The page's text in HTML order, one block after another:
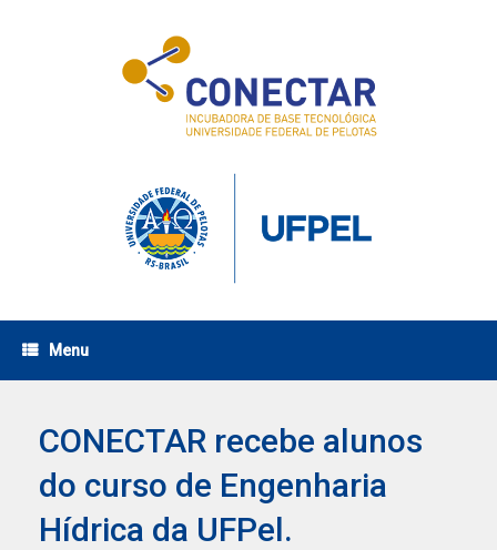
Menu
CONECTAR recebe alunos
do curso de Engenharia
Hídrica da UFPel.